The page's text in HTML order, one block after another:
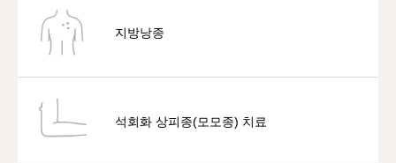
지방낭종
석회화 상피종(모모종) 치료